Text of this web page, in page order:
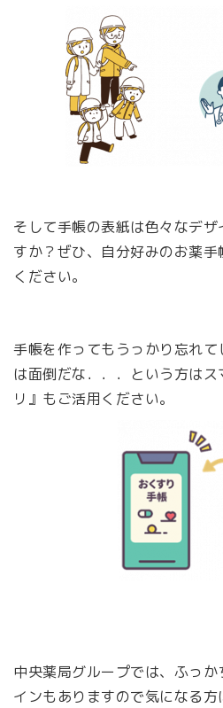
そして手帳の表紙は色々なデ
すか？ぜひ、自分好みのお薬
ください。
手帳を作ってもうっかり忘れ
は面倒だな．．．という方は
リ』もご活用ください。
中央薬局グループでは、ふっ
インもありますので気になる